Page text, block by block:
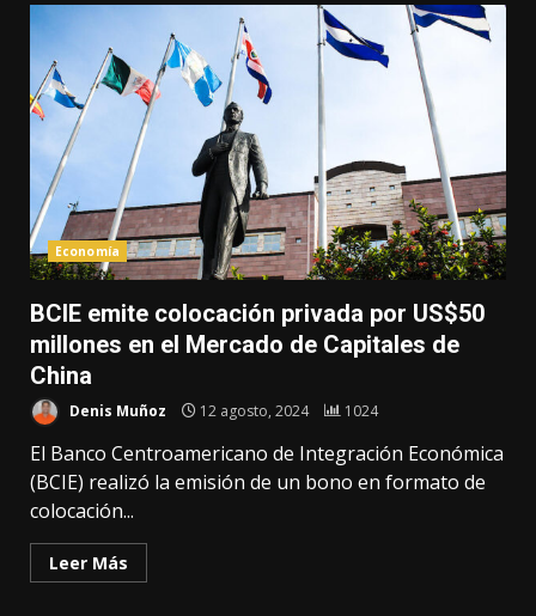
Economía
BCIE emite colocación privada por US$50
millones en el Mercado de Capitales de
China
Denis Muñoz 12 agosto, 2024 1024
El Banco Centroamericano de Integración Económica
(BCIE) realizó la emisión de un bono en formato de
colocación...
Leer Más